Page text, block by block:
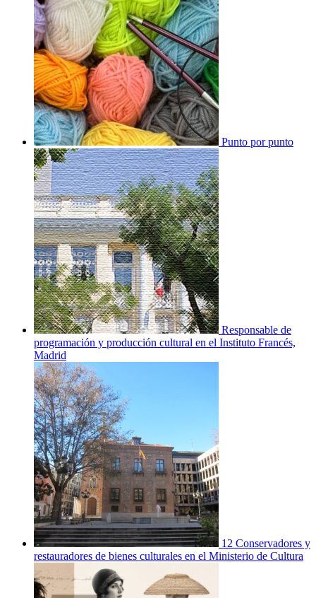
Punto por punto
Responsable de
programación y producción cultural en el Instituto Francés,
Madrid
12 Conservadores y
restauradores de bienes culturales en el Ministerio de Cultura